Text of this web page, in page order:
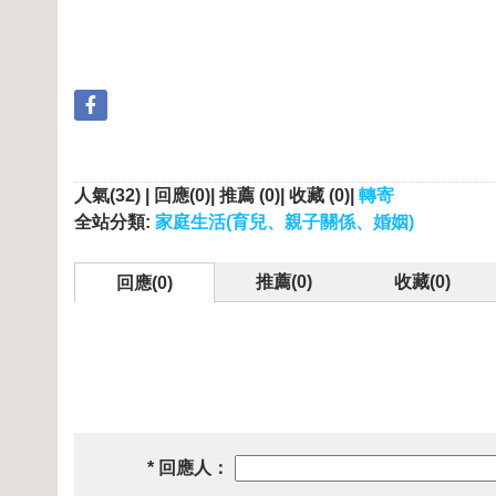
人氣(32) | 回應(0)| 推薦 (0)| 收藏 (0)| 轉寄
全站分類: 家庭生活(育兒、親子關係、婚姻)
回應(0) 推薦(0) 收藏(0)
* 回應人：